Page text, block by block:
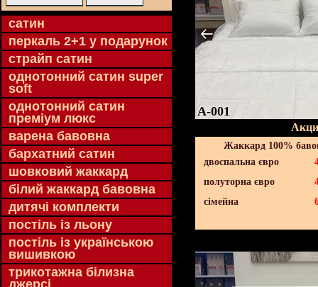
cатин
перкаль 2+1 у подарунок
страйп сатин
однотонний сатин super
soft
однотонний сатин
преміум люкс
варена бавовна
бархатний сатин
шовковий жаккард
білий жаккард бавовна
дитячі комплекти
постіль із льону
постіль із українською
вишивкою
трикотажна білизна
джерсі
A-001
Жаккард 100%
двоспальна євро
полуторна євро
сімейна